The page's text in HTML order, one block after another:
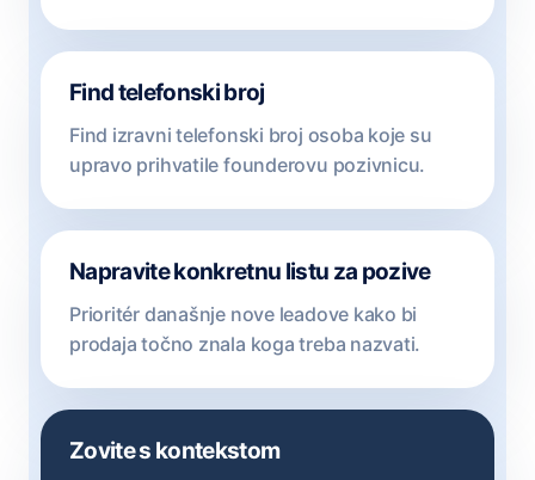
Find telefonski broj
Find izravni telefonski broj osoba koje su
upravo prihvatile founderovu pozivnicu.
Napravite konkretnu listu za pozive
Prioritér današnje nove leadove kako bi
prodaja točno znala koga treba nazvati.
Zovite s kontekstom